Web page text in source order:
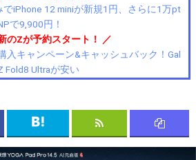
でiPhone 12 miniが新規1円、さらに1万pt
で9,900円！
のZが予約スタート！ ／
入キャンペーン&キャッシュバック！Gal
Fold8 Ultraが安い